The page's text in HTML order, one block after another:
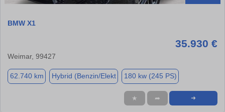
BMW X1
35.930 €
Weimar, 99427
62.740 km Hybrid (Benzin/Elekt 180 kw (245 PS)
★ ➦ ➜